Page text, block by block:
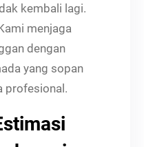
kembali lagi.
menjaga
dengan
yang sopan
profesional.